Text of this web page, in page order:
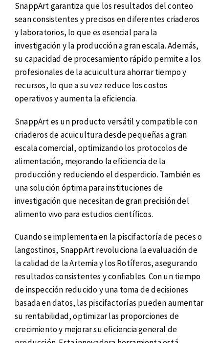
SnappArt garantiza que los resultados del conteo
sean consistentes y precisos en diferentes criaderos
y laboratorios, lo que es esencial para la
investigación y la producción a gran escala. Además,
su capacidad de procesamiento rápido permite a los
profesionales de la acuicultura ahorrar tiempo y
recursos, lo que a su vez reduce los costos
operativos y aumenta la eficiencia.
SnappArt es un producto versátil y compatible con
criaderos de acuicultura desde pequeñas a gran
escala comercial, optimizando los protocolos de
alimentación, mejorando la eficiencia de la
producción y reduciendo el desperdicio. También es
una solución óptima para instituciones de
investigación que necesitan de gran precisión del
alimento vivo para estudios científicos.
Cuando se implementa en la piscifactoría de peces o
langostinos, SnappArt revoluciona la evaluación de
la calidad de la Artemia y los Rotíferos, asegurando
resultados consistentes y confiables. Con un tiempo
de inspección reducido y una toma de decisiones
basada en datos, las piscifactorías pueden aumentar
su rentabilidad, optimizar las proporciones de
crecimiento y mejorar su eficiencia general de